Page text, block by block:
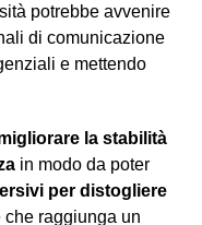
potrebbe avvenire
di comunicazione
e mettendo
la stabilità
in modo da poter
per distogliere
che raggiunga un